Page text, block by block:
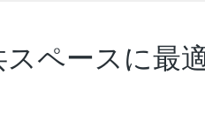
ペースに最